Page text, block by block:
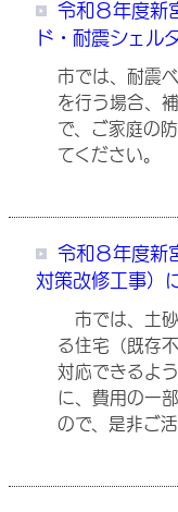
令和８年度新
ド・耐震シェル
市では、耐震
を行う場合、
で、ご家庭の
てください。
令和８年度新
対策改修工事）
市では、土砂
る住宅（既存
対応できるよ
に、費用の一
ので、是非ご